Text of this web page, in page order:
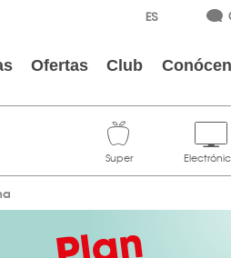
Ofertas Club